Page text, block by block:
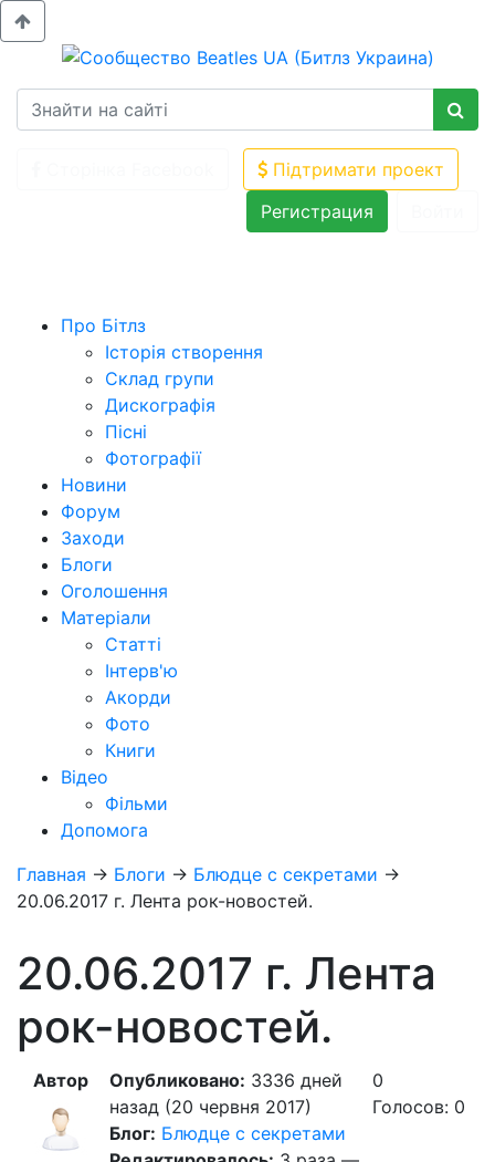
Підтримати проект
Регистрация
Про Бітлз
Історія створення
Склад групи
Дискографія
Пісні
Фотографії
Новини
Форум
Заходи
Блоги
Оголошення
Матеріали
Статті
Інтерв'ю
Акорди
Фото
Книги
Відео
Фільми
Допомога
Главная → Блоги → Блюдце с секретами →
20.06.2017 г. Лента рок-новостей.
20.06.2017 г. Лента
рок-новостей.
Автор Опубликовано: 3336 дней
назад (20 червня 2017)
Блог: Блюдце с секретами
0
Голосов: 0